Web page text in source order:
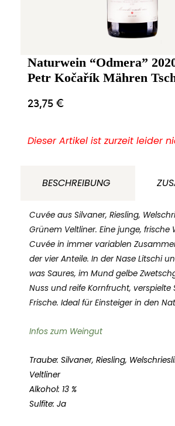
Naturwein “Odmera”
Petr Kočařík Mähren
23,75€
Dieser Artikel ist zurzeit leider
BESCHREIBUNG
Cuvée aus Silvaner, Riesling,
Grünem Veltliner. Eine junge, frische
Cuvée in immer variablen
der vier Anteile. In der Nase Litschi
was Saures, im Mund gelbe
Nuss und reife Kornfrucht, verspielte
Frische. Ideal für Einsteiger in den
Infos zum Weingut
Traube: Silvaner, Riesling,
Veltliner
Alkohol: 13 %
Sulfite: Ja